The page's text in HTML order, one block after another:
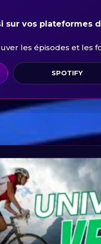
sur vos plateformes
les épisodes et les
SPOTIFY